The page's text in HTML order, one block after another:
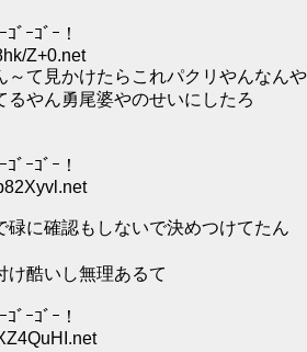
ﾞｰｺﾞｰ！
Z+0.net
～て見かけたらこれパクリやんなんや
るやん勇尾婆やのせいにしたろ
ﾞｰｺﾞｰ！
碌に確認もしないで決めつけてたん
け酷いし無理あるて
ﾞｰｺﾞｰ！